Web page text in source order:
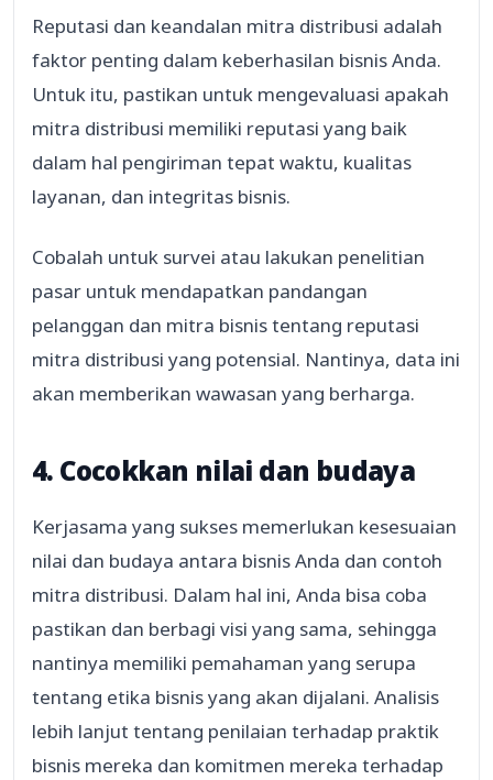
Reputasi dan keandalan mitra distribusi adalah
faktor penting dalam keberhasilan bisnis Anda.
Untuk itu, pastikan untuk mengevaluasi apakah
mitra distribusi memiliki reputasi yang baik
dalam hal pengiriman tepat waktu, kualitas
layanan, dan integritas bisnis.
Cobalah untuk survei atau lakukan penelitian
pasar untuk mendapatkan pandangan
pelanggan dan mitra bisnis tentang reputasi
mitra distribusi yang potensial. Nantinya, data ini
akan memberikan wawasan yang berharga.
4. Cocokkan nilai dan budaya
Kerjasama yang sukses memerlukan kesesuaian
nilai dan budaya antara bisnis Anda dan contoh
mitra distribusi. Dalam hal ini, Anda bisa coba
pastikan dan berbagi visi yang sama, sehingga
nantinya memiliki pemahaman yang serupa
tentang etika bisnis yang akan dijalani. Analisis
lebih lanjut tentang penilaian terhadap praktik
bisnis mereka dan komitmen mereka terhadap